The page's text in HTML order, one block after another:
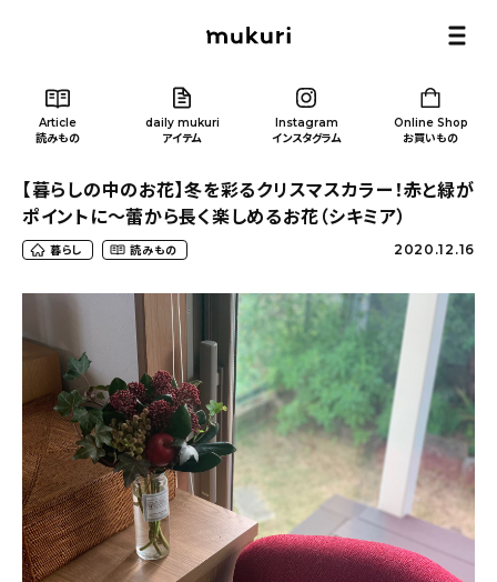
Article
読みもの
daily mukuri
アイテム
Instagram
インスタグラム
Online Shop
お買いもの
Article/ 読みもの
カテゴリー一覧
新着記事
人気の記事
おすすめの記事
【暮らしの中のお花】冬を彩るクリスマスカラー！赤と緑が
ポイントに〜蕾から長く楽しめるお花（シキミア）
暮らし 読みもの 2020.12.16